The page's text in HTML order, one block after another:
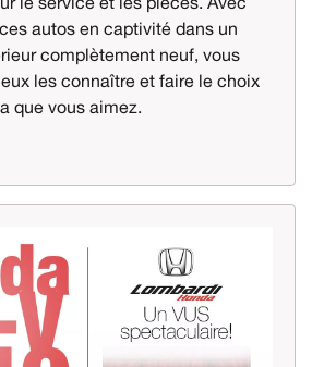
autos en captivité dans un
complètement neuf, vous
les connaître et faire le choix
que vous aimez.